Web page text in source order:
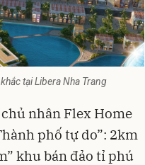
tại Libera Nha Trang
nhân Flex Home
phố tự do”: 2km
khu bán đảo tỉ phú